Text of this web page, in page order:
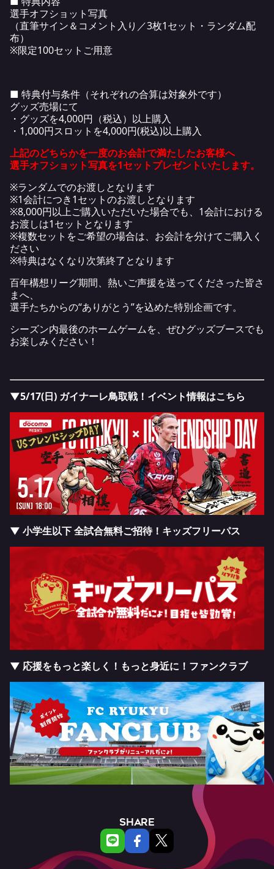
選手オフショット写真
（直筆サイン＆コメント入り／3枚1セット・ランダム配
布）
※限定100セットご用意
■ 特典付与条件（それぞれの合算は対象外です）
グッズ売場にて
・グッズを4,000円（税込）以上購入
・1,000円スロットを4,000円(税込)以上購入
上記のどちらかを一度のお会計で満たしたお客様へ
選手オフショット写真を1セットプレゼントいたします。
※ランダムでのお渡しとなります
※1会計につき1セットのお渡しとなります
※8,000円以上ご購入いただいた場合でも、1会計における
お渡しは1セットとなります
※複数セットをご希望の場合は、お会計を分けてご購入く
ださい
※特典はなくなり次第終了となります
百年構想リーグ期間、熱いご声援を送ってくださった皆さ
まへ、
選手たちからの“ありがとう”を込めた特別企画です。
シーズン内最後のホームゲームを、ぜひグッズブースでも
お楽しみください！
▼5/17(日) ガイナーレ鳥取戦！イベント情報はこちら
▼ 小学生以下 全試合無料ご招待！キッズフリーパス
▼ 応援をもっと楽しく！もっと身近に！ファンクラブ
SHARE